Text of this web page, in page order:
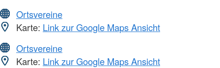
Ortsvereine
Karte: Link zur Google Maps Ansicht
Ortsvereine
Karte: Link zur Google Maps Ansicht